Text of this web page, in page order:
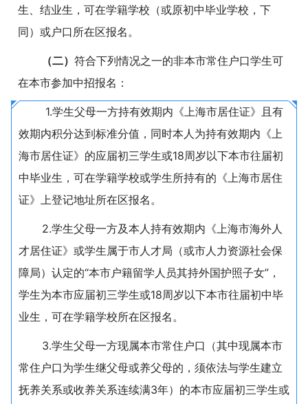
生、结业生，可在学籍学校（或原初中毕业学校，下
同）或户口所在区报名。
（二）符合下列情况之一的非本市常住户口学生可
在本市参加中招报名：
1.学生父母一方持有效期内《上海市居住证》且有
效期内积分达到标准分值，同时本人为持有效期内《上
海市居住证》的应届初三学生或18周岁以下本市往届初
中毕业生，可在学籍学校或学生所持有的《上海市居住
证》上登记地址所在区报名。
2.学生父母一方及本人持有效期内《上海市海外人
才居住证》或学生属于市人才局（或市人力资源社会保
障局）认定的“本市户籍留学人员其持外国护照子女”，
学生为本市应届初三学生或18周岁以下本市往届初中毕
业生，可在学籍学校所在区报名。
3.学生父母一方现属本市常住户口（其中现属本市
常住户口为学生继父母或养父母的，须依法与学生建立
抚养关系或收养关系连续满3年）的本市应届初三学生或